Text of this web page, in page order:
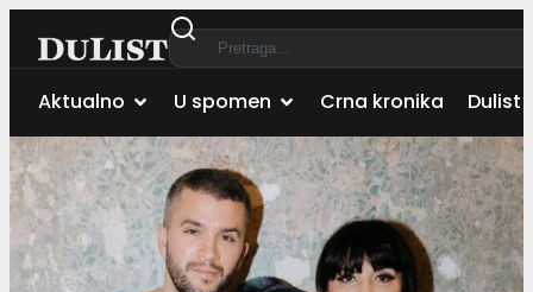
Aktualno U spomen Crna kronika Dulist